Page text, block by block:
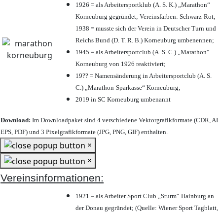
1926 = als Arbeitersportklub (A. S. K.) „Marathon“
Korneuburg gegründet; Vereinsfarben: Schwarz-Rot; –
1938 = musste sich der Verein in Deutscher Turn und
Reichs Bund (D. T. R. B.) Korneuburg umbenennen;
1945 = als Arbeitersportclub (A. S. C.) „Marathon“
Korneuburg von 1926 reaktiviert;
19?? = Namensänderung in Arbeitersportclub (A. S.
C.) „Marathon-Sparkasse“ Korneuburg;
2019 in SC Korneuburg umbenannt
Download: Im Downloadpaket sind 4 verschiedene Vektorgrafikformate (CDR, AI
EPS, PDF) und 3 Pixelgrafikformate (JPG, PNG, GIF) enthalten.
×
×
Vereinsinformationen:
1921 = als Arbeiter Sport Club „Sturm“ Hainburg an
der Donau gegründet; (Quelle: Wiener Sport Tagblatt,